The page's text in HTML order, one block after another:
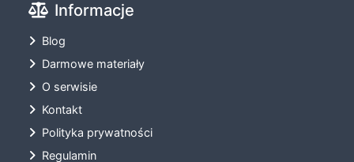
Informacje
Blog
Darmowe materiały
O serwisie
Kontakt
Polityka prywatności
Regulamin